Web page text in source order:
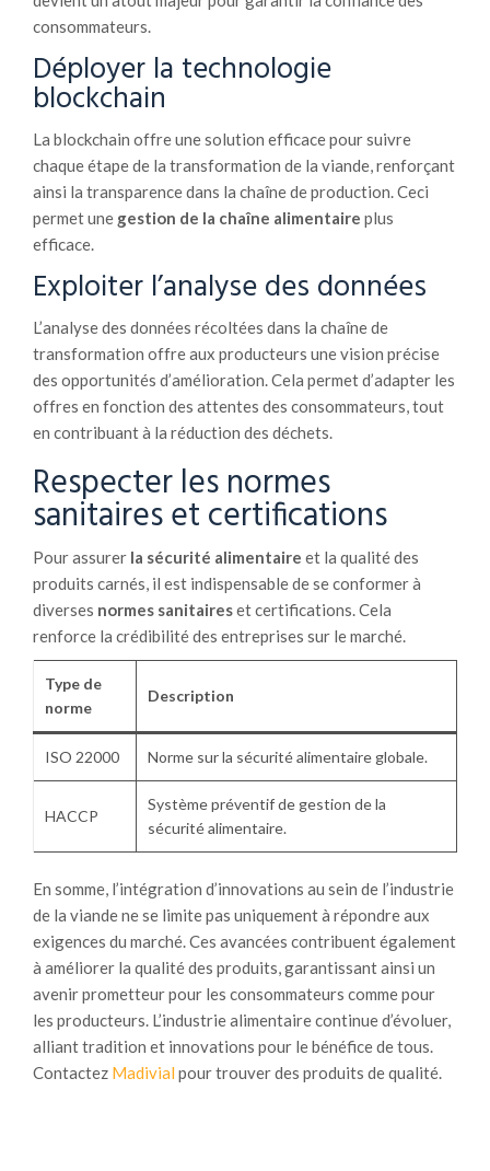
consommateurs.
Déployer la technologie
blockchain
La blockchain offre une solution efficace pour suivre
chaque étape de la transformation de la viande, renforçant
ainsi la transparence dans la chaîne de production. Ceci
permet une gestion de la chaîne alimentaire plus
efficace.
Exploiter l’analyse des données
L’analyse des données récoltées dans la chaîne de
transformation offre aux producteurs une vision précise
des opportunités d’amélioration. Cela permet d’adapter les
offres en fonction des attentes des consommateurs, tout
en contribuant à la réduction des déchets.
Respecter les normes
sanitaires et certifications
Pour assurer la sécurité alimentaire et la qualité des
produits carnés, il est indispensable de se conformer à
diverses normes sanitaireset certifications. Cela
renforce la crédibilité des entreprises sur le marché.
Type de
norme
Description
ISO 22000 Norme sur la sécurité alimentaire globale.
HACCP
Système préventif de gestion de la
sécurité alimentaire.
En somme, l’intégration d’innovations au sein de l’industrie
de la viande ne se limite pas uniquement à répondre aux
exigences du marché. Ces avancées contribuent également
à améliorer la qualité des produits, garantissant ainsi un
avenir prometteur pour les consommateurs comme pour
les producteurs. L’industrie alimentaire continue d’évoluer,
alliant tradition et innovations pour le bénéfice de tous.
Contactez Madivial pour trouver des produits de qualité.